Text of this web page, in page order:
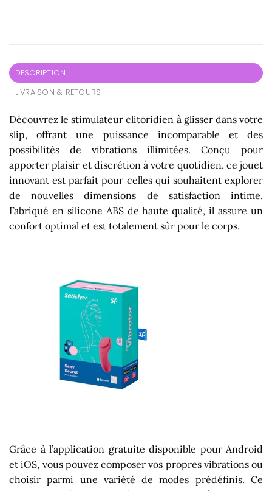
DESCRIPTION
LIVRAISON & RETOURS
Découvrez le stimulateur clitoridien à glisser dans votre
slip, offrant une puissance incomparable et des
possibilités de vibrations illimitées. Conçu pour
apporter plaisir et discrétion à votre quotidien, ce jouet
innovant est parfait pour celles qui souhaitent explorer
de nouvelles dimensions de satisfaction intime.
Fabriqué en silicone ABS de haute qualité, il assure un
confort optimal et est totalement sûr pour le corps.
Grâce à l’application gratuite disponible pour Android
et iOS, vous pouvez composer vos propres vibrations ou
choisir parmi une variété de modes prédéfinis. Ce